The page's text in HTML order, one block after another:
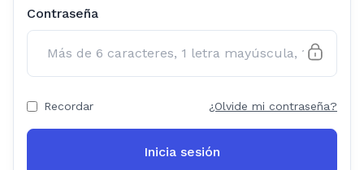
Contraseña
Recordar ¿Olvide mi contraseña?